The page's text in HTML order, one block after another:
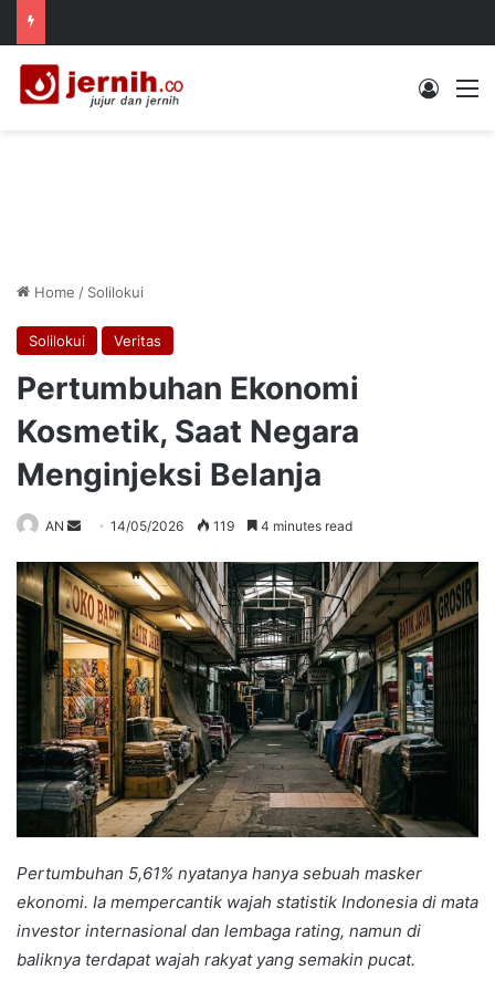
Log In
Home / Solilokui
Solilokui Veritas
Pertumbuhan Ekonomi
Kosmetik, Saat Negara
Menginjeksi Belanja
AN
Send
email
14/05/2026 119 4 minutes read
Pertumbuhan 5,61% nyatanya hanya sebuah masker
ekonomi. Ia mempercantik wajah statistik Indonesia di mata
investor internasional dan lembaga rating, namun di
baliknya terdapat wajah rakyat yang semakin pucat.